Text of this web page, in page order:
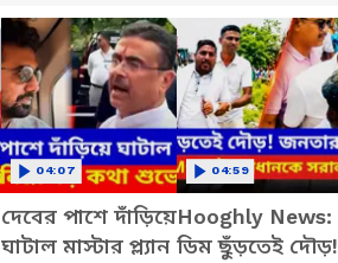
দেবের পাশে দাঁড়িয়ে
ঘাটাল মাস্টার প্ল্যান
04:07
Hooghly News:
ডিম ছুঁড়তেই দৌড়!
04:59